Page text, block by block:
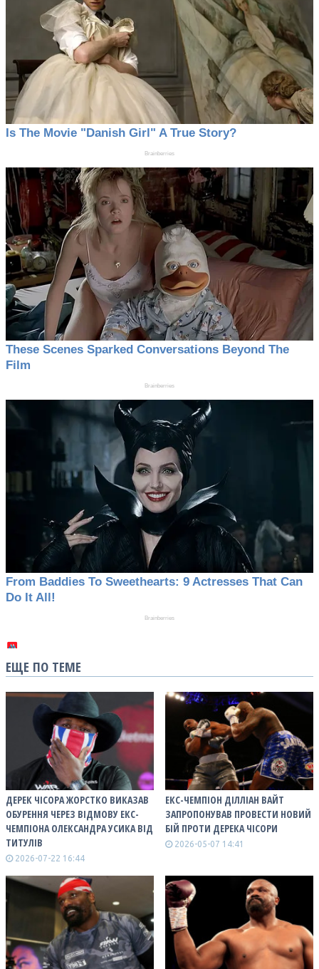
ЕЩЕ ПО ТЕМЕ
ДЕРЕК ЧІСОРА ЖОРСТКО ВИКАЗАВ
ОБУРЕННЯ ЧЕРЕЗ ВІДМОВУ ЕКС-
ЧЕМПІОНА ОЛЕКСАНДРА УСИКА ВІД
ТИТУЛІВ
2026-07-22 16:44
ЕКС-ЧЕМПІОН ДІЛЛІАН ВАЙТ
ЗАПРОПОНУВАВ ПРОВЕСТИ НОВИЙ
БІЙ ПРОТИ ДЕРЕКА ЧІСОРИ
2026-05-07 14:41